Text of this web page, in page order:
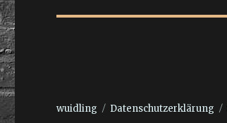
wuidling Datenschutzerklärung